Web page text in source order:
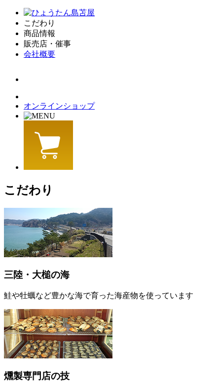
こだわり
商品情報
販売店・催事
会社概要
オンラインショップ
こだわり
三陸・大槌の海
鮭や牡蠣など豊かな海で育った海産物を使っています
燻製専門店の技